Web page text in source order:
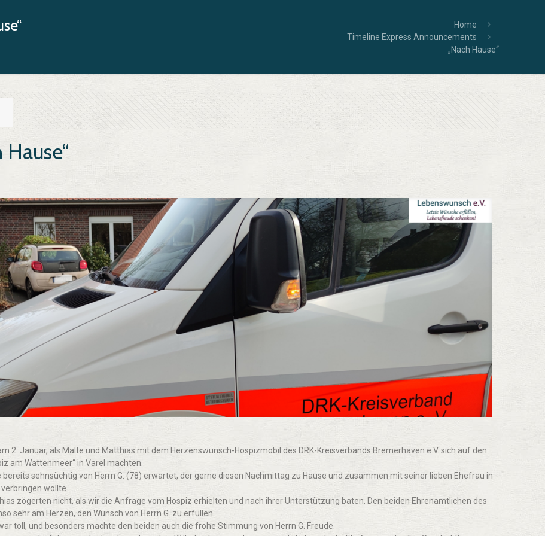
Home
Timeline Express Announcements
„Nach Hause“
Hause“
2. Januar, als Malte und Matthias mit dem Herzenswunsch-Hospizmobil des DRK-Kreisverbands Bremerhaven e.V. sich auf den
am Wattenmeer“ in Varel machten.
bereits sehnsüchtig von Herrn G. (78) erwartet, der gerne diesen Nachmittag zu Hause und zusammen mit seiner lieben Ehefrau in
wollte.
zögerten nicht, als wir die Anfrage vom Hospiz erhielten und nach ihrer Unterstützung baten. Den beiden Ehrenamtlichen des
sehr am Herzen, den Wunsch von Herrn G. zu erfüllen.
toll, und besonders machte den beiden auch die frohe Stimmung von Herrn G. Freude.